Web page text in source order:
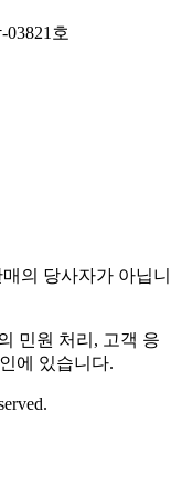
호
의 당사자가 아닙니
민원 처리, 고객 응
에 있습니다.